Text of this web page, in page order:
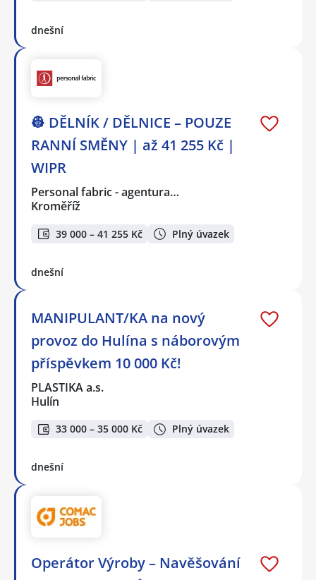
dnešní
👷 DĚLNÍK / DĚLNICE – POUZE
RANNÍ SMĚNY | až 41 255 Kč |
WIPR
Personal fabric - agentura…
Kroměříž
39 000 – 41 255 Kč Plný úvazek
dnešní
MANIPULANT/KA na nový
provoz do Hulína s náborovým
příspěvkem 10 000 Kč!
PLASTIKA a.s.
Hulín
33 000 – 35 000 Kč Plný úvazek
dnešní
Operátor Výroby – Navěšování